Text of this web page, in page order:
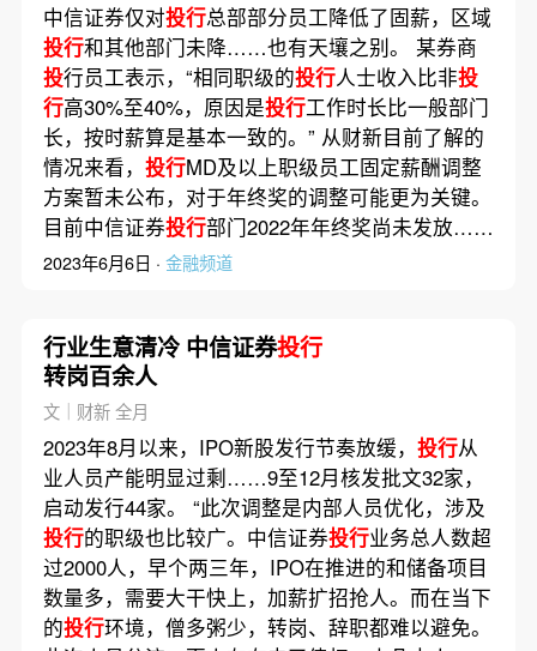
中信证券仅对投行总部部分员工降低了固薪，区域
投行和其他部门未降……也有天壤之别。 某券商
投行员工表示，“相同职级的投行人士收入比非投
行高30%至40%，原因是投行工作时长比一般部门
长，按时薪算是基本一致的。” 从财新目前了解的
情况来看， 投行MD及以上职级员工固定薪酬调整
方案暂未公布，对于年终奖的调整可能更为关键。
目前中信证券投行部门2022年年终奖尚未发放……
2023年6月6日 · 金融频道
行业生意清冷 中信证券投行
转岗百余人
文｜财新 全月
2023年8月以来，IPO新股发行节奏放缓， 投行从
业人员产能明显过剩……9至12月核发批文32家，
启动发行44家。 “此次调整是内部人员优化，涉及
投行的职级也比较广。中信证券投行业务总人数超
过2000人，早个两三年，IPO在推进的和储备项目
数量多，需要大干快上，加薪扩招抢人。而在当下
的投行环境，僧多粥少，转岗、辞职都难以避免。